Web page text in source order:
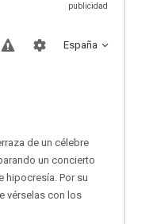
España
de un célebre
un concierto
hipocresía. Por su
vérselas con los